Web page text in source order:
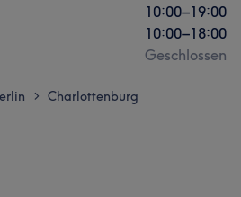
10:00–19:00
10:00–18:00
Geschlossen
> Charlottenburg